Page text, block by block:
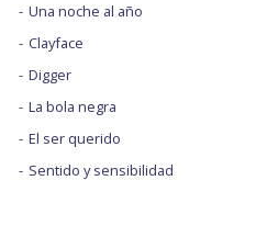
Una noche al año
Clayface
Digger
La bola negra
El ser querido
Sentido y sensibilidad